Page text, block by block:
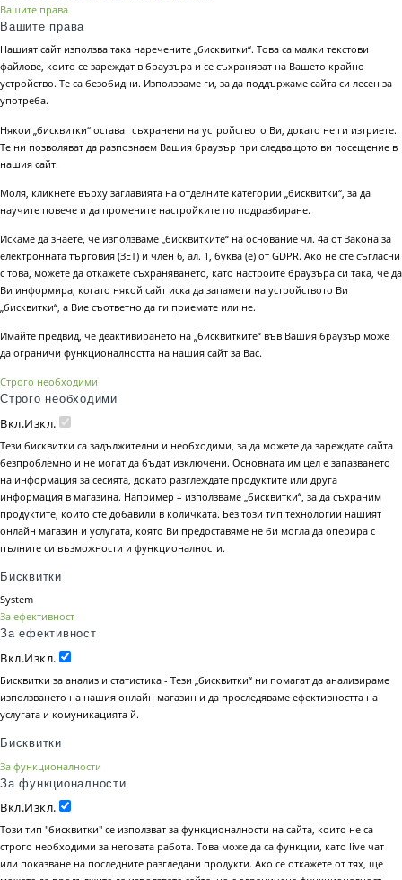
Вашите права
Вашите права
Нашият сайт използва така наречените „бисквитки“. Това са малки текстови
файлове, които се зареждат в браузъра и се съхраняват на Вашето крайно
устройство. Те са безобидни. Използваме ги, за да поддържаме сайта си лесен за
употреба.
Някои „бисквитки“ остават съхранени на устройството Ви, докато не ги изтриете.
Те ни позволяват да разпознаем Вашия браузър при следващото ви посещение в
нашия сайт.
Моля, кликнете върху заглавията на отделните категории „бисквитки“, за да
научите повече и да промените настройките по подразбиране.
Искаме да знаете, че използваме „бисквитките“ на основание чл. 4а от Закона за
електронната търговия (ЗЕТ) и член 6, ал. 1, буква (е) от GDPR. Ако не сте съгласни
с това, можете да откажете съхраняването, като настроите браузъра си така, че да
Ви информира, когато някой сайт иска да запамети на устройството Ви
„бисквитки“, а Вие съответно да ги приемате или не.
Имайте предвид, че деактивирането на „бисквитките“ във Вашия браузър може
да ограничи функционалността на нашия сайт за Вас.
Строго необходими
Строго необходими
Вкл.Изкл.
Тези бисквитки са задължителни и необходими, за да можете да зареждате сайта
безпроблемно и не могат да бъдат изключени. Основната им цел е запазването
на информация за сесията, докато разглеждате продуктите или друга
информация в магазина. Например – използваме „бисквитки“, за да съхраним
продуктите, които сте добавили в количката. Без този тип технологии нашият
онлайн магазин и услугата, която Ви предоставяме не би могла да оперира с
пълните си възможности и функционалности.
Бисквитки
System
За ефективност
За ефективност
Вкл.Изкл.
Бисквитки за анализ и статистика - Тези „бисквитки“ ни помагат да анализираме
използването на нашия онлайн магазин и да проследяваме ефективността на
услугата и комуникацията й.
Бисквитки
За функционалности
За функционалности
Вкл.Изкл.
Този тип "бисквитки" се използват за функционалности на сайта, които не са
строго необходими за неговата работа. Това може да са функции, като live чат
или показване на последните разгледани продукти. Ако се откажете от тях, ще